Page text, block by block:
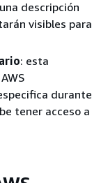
descripción
visibles para
: esta
durante
tener acceso a